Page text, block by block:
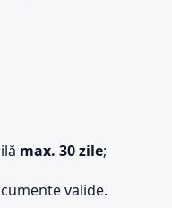
max. 30 zile;
valide.